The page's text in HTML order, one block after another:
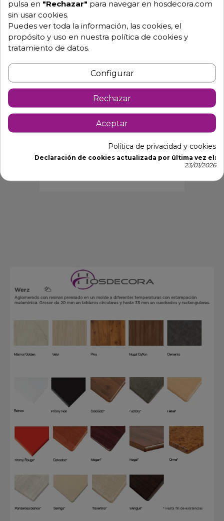
pulsa en "Rechazar" para navegar en hosdecora.com
sin usar cookies.
Puedes ver toda la información, las cookies, el
propósito y uso en nuestra política de cookies y
tratamiento de datos.
Configurar
Rechazar
Aceptar
Política de privacidad y cookies
Declaración de cookies actualizada por última vez el:
23/01/2026